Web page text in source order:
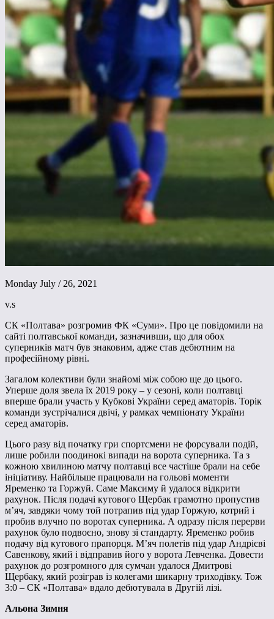
Monday July / 26, 2021
v.s
СК «Полтава» розгромив ФК «Суми». Про це повідомили на
сайті полтавської команди, зазначивши, що для обох
суперників матч був знаковим, адже став дебютним на
професійному рівні.
Загалом колективи були знайомі між собою ще до цього.
Уперше доля звела їх 2019 року – у сезоні, коли полтавці
вперше брали участь у Кубкові України серед аматорів. Торік
команди зустрічалися двічі, у рамках чемпіонату України
серед аматорів.
Цього разу від початку гри спортсмени не форсували подій,
лише робили поодинокі випади на ворота суперника. Та з
кожною хвилиною матчу полтавці все частіше брали на себе
ініціативу. Найбільше працювали на гольові моменти
Яременко та Горжуй. Саме Максиму й удалося відкрити
рахунок. Після подачі кутового Щербак грамотно пропустив
м’яч, завдяки чому той потрапив під удар Горжую, котрий і
пробив влучно по воротах суперника. А одразу після перерви
рахунок було подвоєно, знову зі стандарту. Яременко робив
подачу від кутового прапорця. М’яч полетів під удар Андрієві
Савенкову, який і відправив його у ворота Левченка. Довести
рахунок до розгромного для сумчан удалося Дмитрові
Щербаку, який розіграв із колегами шикарну триходівку. Тож
3:0 – СК «Полтава» вдало дебютувала в Другій лізі.
Альона Зимня